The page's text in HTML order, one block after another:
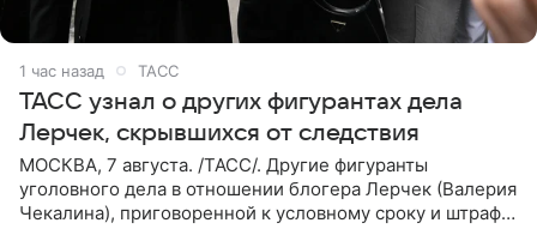
1 час назад ТАСС
ТАСС узнал о других фигурантах дела
Лерчек, скрывшихся от следствия
МОСКВА, 7 августа. /ТАСС/. Другие фигуранты
уголовного дела в отношении блогера Лерчек (Валерия
Чекалина), приговоренной к условному сроку и штрафу,